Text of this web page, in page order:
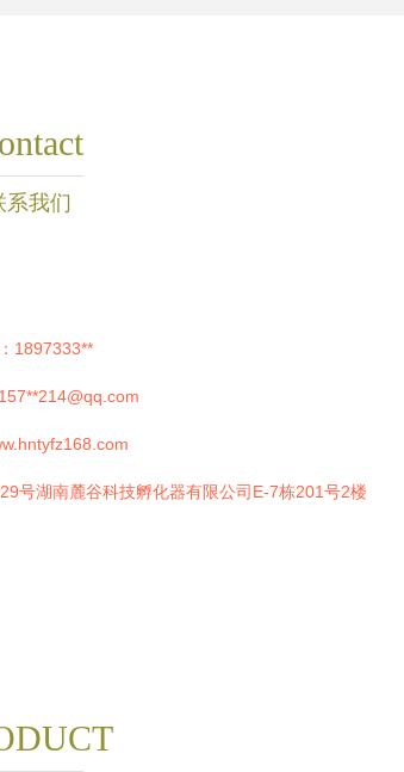
系我们
1897333**
214@qq.com
号湖南麓谷科技孵化器有限公司E-7栋201号2楼